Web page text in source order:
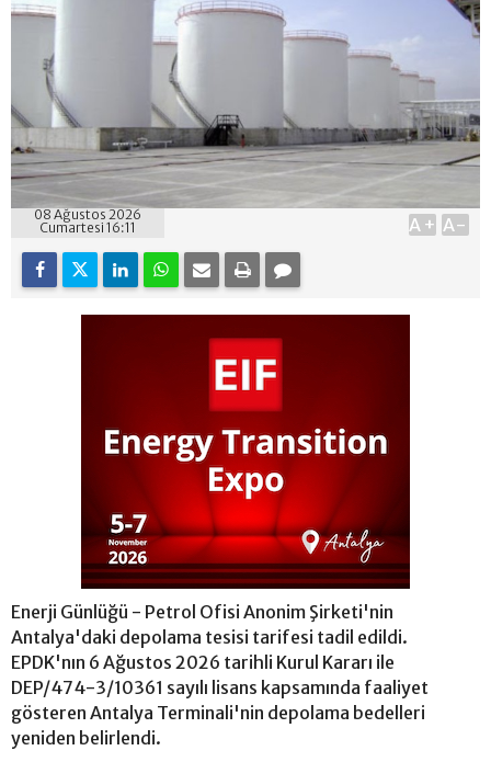
08 Ağustos 2026
Cumartesi 16:11
A+ A-
Enerji Günlüğü - Petrol Ofisi Anonim Şirketi'nin
Antalya'daki depolama tesisi tarifesi tadil edildi.
EPDK'nın 6 Ağustos 2026 tarihli Kurul Kararı ile
DEP/474-3/10361 sayılı lisans kapsamında faaliyet
gösteren Antalya Terminali'nin depolama bedelleri
yeniden belirlendi.